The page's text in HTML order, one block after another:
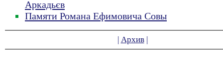
Аркадьєв
Памяти Романа Ефимовича Совы
| Архив|